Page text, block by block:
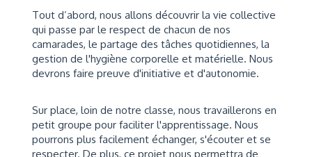
Tout d’abord, nous allons découvrir la vie collective
qui passe par le respect de chacun de nos
camarades, le partage des tâches quotidiennes, la
gestion de l'hygiène corporelle et matérielle. Nous
devrons faire preuve d'initiative et d'autonomie.
Sur place, loin de notre classe, nous travaillerons en
petit groupe pour faciliter l'apprentissage. Nous
pourrons plus facilement échanger, s'écouter et se
respecter. De plus, ce projet nous permettra de